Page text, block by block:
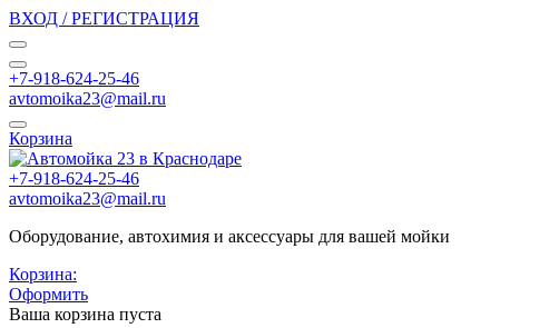
ВХОД / РЕГИСТРАЦИЯ
+7-918-624-25-46
avtomoika23@mail.ru
Корзина
+7-918-624-25-46
avtomoika23@mail.ru
Оборудование, автохимия и аксессуары для вашей мойки
Корзина:
Оформить
Ваша корзина пуста